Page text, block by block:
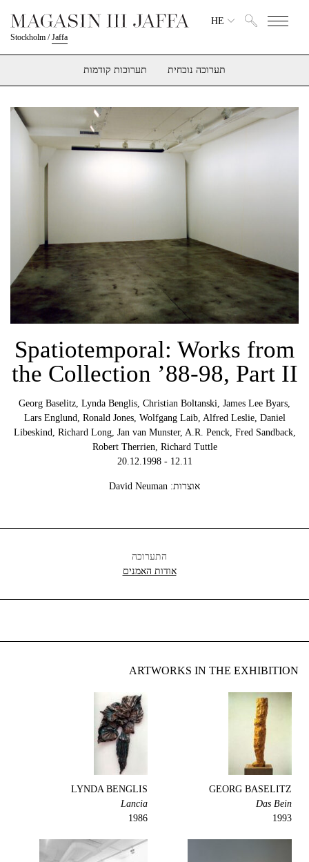
Stockholm /Jaffa
HE
תערוכה נוכחית תערוכות קודמות
Spatiotemporal: Works from
the Collection ’88-98, Part II
Georg Baselitz, Lynda Benglis, Christian Boltanski, James Lee Byars,
Lars Englund, Ronald Jones, Wolfgang Laib, Alfred Leslie, Daniel
Libeskind, Richard Long, Jan van Munster, A.R. Penck, Fred Sandback,
Robert Therrien, Richard Tuttle
12.11 - 20.12.1998
אוצרות: David Neuman
התערוכה
אודות האמנים
ARTWORKS IN THE EXHIBITION
GEORG BASELITZ
Das Bein
1993
LYNDA BENGLIS
Lancia
1986